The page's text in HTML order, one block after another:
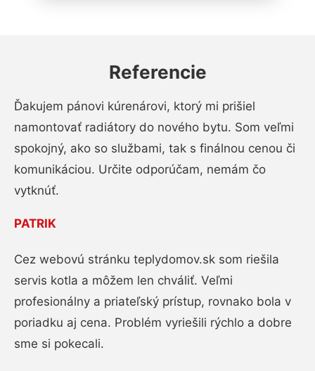
Referencie
Ďakujem pánovi kúrenárovi, ktorý mi prišiel
namontovať radiátory do nového bytu. Som veľmi
spokojný, ako so službami, tak s finálnou cenou či
komunikáciou. Určite odporúčam, nemám čo
vytknúť.
PATRIK
Cez webovú stránku teplydomov.sk som riešila
servis kotla a môžem len chváliť. Veľmi
profesionálny a priateľský prístup, rovnako bola v
poriadku aj cena. Problém vyriešili rýchlo a dobre
sme si pokecali.